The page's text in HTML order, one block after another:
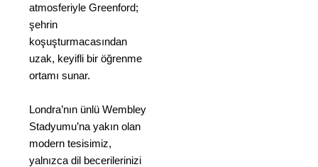
atmosferiyle Greenford;
şehrin
koşuşturmacasından
uzak, keyifli bir öğrenme
ortamı sunar.
Londra’nın ünlü Wembley
Stadyumu’na yakın olan
modern tesisimiz,
yalnızca dil becerilerinizi